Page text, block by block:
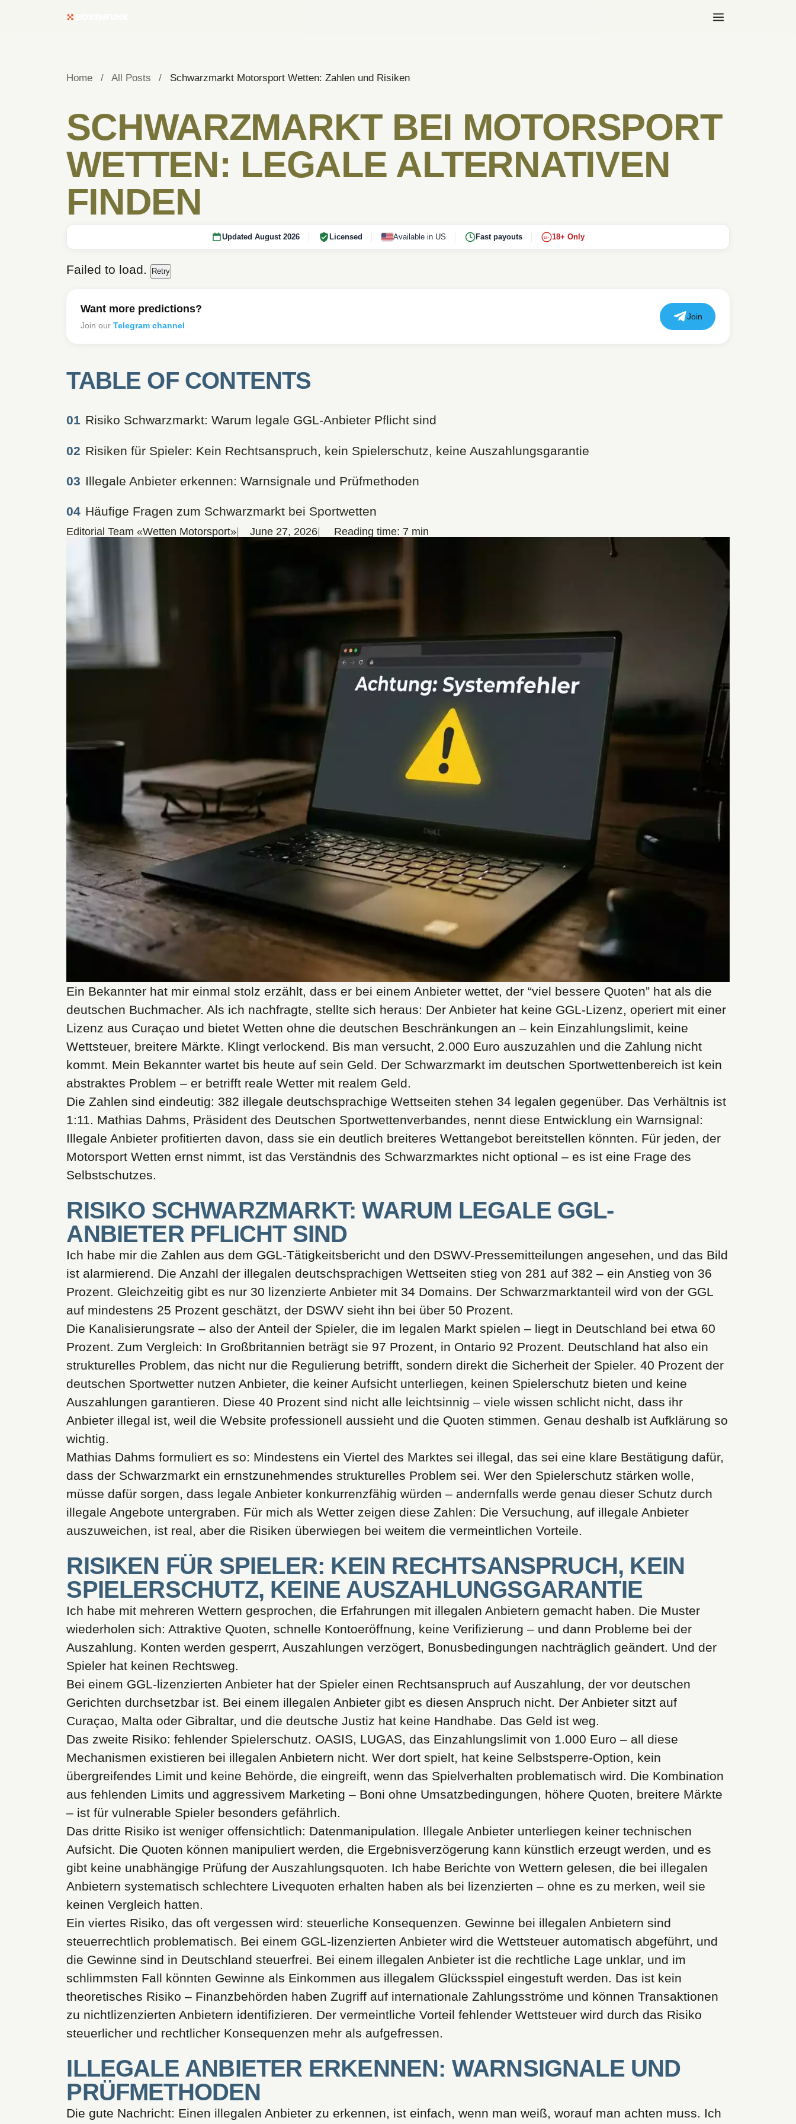
Home / All Posts / Schwarzmarkt Motorsport Wetten: Zahlen und Risiken
SCHWARZMARKT BEI MOTORSPORT
WETTEN: LEGALE ALTERNATIVEN
FINDEN
Updated August 2026 Licensed Available in US Fast payouts 18+ 18+ Only
Failed to load. Retry
Want more predictions?
Join ourTelegram channel
Join
TABLE OF CONTENTS
Risiko Schwarzmarkt: Warum legale GGL-Anbieter Pflicht sind
Risiken für Spieler: Kein Rechtsanspruch, kein Spielerschutz, keine Auszahlungsgarantie
Illegale Anbieter erkennen: Warnsignale und Prüfmethoden
Häufige Fragen zum Schwarzmarkt bei Sportwetten
Editorial Team «Wetten Motorsport» June 27, 2026 Reading time: 7 min
Ein Bekannter hat mir einmal stolz erzählt, dass er bei einem Anbieter wettet, der “viel bessere Quoten” hat als die
deutschen Buchmacher. Als ich nachfragte, stellte sich heraus: Der Anbieter hat keine GGL-Lizenz, operiert mit einer
Lizenz aus Curaçao und bietet Wetten ohne die deutschen Beschränkungen an – kein Einzahlungslimit, keine
Wettsteuer, breitere Märkte. Klingt verlockend. Bis man versucht, 2.000 Euro auszuzahlen und die Zahlung nicht
kommt. Mein Bekannter wartet bis heute auf sein Geld. Der Schwarzmarkt im deutschen Sportwettenbereich ist kein
abstraktes Problem – er betrifft reale Wetter mit realem Geld.
Die Zahlen sind eindeutig: 382 illegale deutschsprachige Wettseiten stehen 34 legalen gegenüber. Das Verhältnis ist
1:11. Mathias Dahms, Präsident des Deutschen Sportwettenverbandes, nennt diese Entwicklung ein Warnsignal:
Illegale Anbieter profitierten davon, dass sie ein deutlich breiteres Wettangebot bereitstellen könnten. Für jeden, der
Motorsport Wetten ernst nimmt, ist das Verständnis des Schwarzmarktes nicht optional – es ist eine Frage des
Selbstschutzes.
RISIKO SCHWARZMARKT: WARUM LEGALE GGL-
ANBIETER PFLICHT SIND
Ich habe mir die Zahlen aus dem GGL-Tätigkeitsbericht und den DSWV-Pressemitteilungen angesehen, und das Bild
ist alarmierend. Die Anzahl der illegalen deutschsprachigen Wettseiten stieg von 281 auf 382 – ein Anstieg von 36
Prozent. Gleichzeitig gibt es nur 30 lizenzierte Anbieter mit 34 Domains. Der Schwarzmarktanteil wird von der GGL
auf mindestens 25 Prozent geschätzt, der DSWV sieht ihn bei über 50 Prozent.
Die Kanalisierungsrate – also der Anteil der Spieler, die im legalen Markt spielen – liegt in Deutschland bei etwa 60
Prozent. Zum Vergleich: In Großbritannien beträgt sie 97 Prozent, in Ontario 92 Prozent. Deutschland hat also ein
strukturelles Problem, das nicht nur die Regulierung betrifft, sondern direkt die Sicherheit der Spieler. 40 Prozent der
deutschen Sportwetter nutzen Anbieter, die keiner Aufsicht unterliegen, keinen Spielerschutz bieten und keine
Auszahlungen garantieren. Diese 40 Prozent sind nicht alle leichtsinnig – viele wissen schlicht nicht, dass ihr
Anbieter illegal ist, weil die Website professionell aussieht und die Quoten stimmen. Genau deshalb ist Aufklärung so
wichtig.
Mathias Dahms formuliert es so: Mindestens ein Viertel des Marktes sei illegal, das sei eine klare Bestätigung dafür,
dass der Schwarzmarkt ein ernstzunehmendes strukturelles Problem sei. Wer den Spielerschutz stärken wolle,
müsse dafür sorgen, dass legale Anbieter konkurrenzfähig würden – andernfalls werde genau dieser Schutz durch
illegale Angebote untergraben. Für mich als Wetter zeigen diese Zahlen: Die Versuchung, auf illegale Anbieter
auszuweichen, ist real, aber die Risiken überwiegen bei weitem die vermeintlichen Vorteile.
RISIKEN FÜR SPIELER: KEIN RECHTSANSPRUCH, KEIN
SPIELERSCHUTZ, KEINE AUSZAHLUNGSGARANTIE
Ich habe mit mehreren Wettern gesprochen, die Erfahrungen mit illegalen Anbietern gemacht haben. Die Muster
wiederholen sich: Attraktive Quoten, schnelle Kontoeröffnung, keine Verifizierung – und dann Probleme bei der
Auszahlung. Konten werden gesperrt, Auszahlungen verzögert, Bonusbedingungen nachträglich geändert. Und der
Spieler hat keinen Rechtsweg.
Bei einem GGL-lizenzierten Anbieter hat der Spieler einen Rechtsanspruch auf Auszahlung, der vor deutschen
Gerichten durchsetzbar ist. Bei einem illegalen Anbieter gibt es diesen Anspruch nicht. Der Anbieter sitzt auf
Curaçao, Malta oder Gibraltar, und die deutsche Justiz hat keine Handhabe. Das Geld ist weg.
Das zweite Risiko: fehlender Spielerschutz. OASIS, LUGAS, das Einzahlungslimit von 1.000 Euro – all diese
Mechanismen existieren bei illegalen Anbietern nicht. Wer dort spielt, hat keine Selbstsperre-Option, kein
übergreifendes Limit und keine Behörde, die eingreift, wenn das Spielverhalten problematisch wird. Die Kombination
aus fehlenden Limits und aggressivem Marketing – Boni ohne Umsatzbedingungen, höhere Quoten, breitere Märkte
– ist für vulnerable Spieler besonders gefährlich.
Das dritte Risiko ist weniger offensichtlich: Datenmanipulation. Illegale Anbieter unterliegen keiner technischen
Aufsicht. Die Quoten können manipuliert werden, die Ergebnisverzögerung kann künstlich erzeugt werden, und es
gibt keine unabhängige Prüfung der Auszahlungsquoten. Ich habe Berichte von Wettern gelesen, die bei illegalen
Anbietern systematisch schlechtere Livequoten erhalten haben als bei lizenzierten – ohne es zu merken, weil sie
keinen Vergleich hatten.
Ein viertes Risiko, das oft vergessen wird: steuerliche Konsequenzen. Gewinne bei illegalen Anbietern sind
steuerrechtlich problematisch. Bei einem GGL-lizenzierten Anbieter wird die Wettsteuer automatisch abgeführt, und
die Gewinne sind in Deutschland steuerfrei. Bei einem illegalen Anbieter ist die rechtliche Lage unklar, und im
schlimmsten Fall könnten Gewinne als Einkommen aus illegalem Glücksspiel eingestuft werden. Das ist kein
theoretisches Risiko – Finanzbehörden haben Zugriff auf internationale Zahlungsströme und können Transaktionen
zu nichtlizenzierten Anbietern identifizieren. Der vermeintliche Vorteil fehlender Wettsteuer wird durch das Risiko
steuerlicher und rechtlicher Konsequenzen mehr als aufgefressen.
ILLEGALE ANBIETER ERKENNEN: WARNSIGNALE UND
PRÜFMETHODEN
Die gute Nachricht: Einen illegalen Anbieter zu erkennen, ist einfach, wenn man weiß, worauf man achten muss. Ich